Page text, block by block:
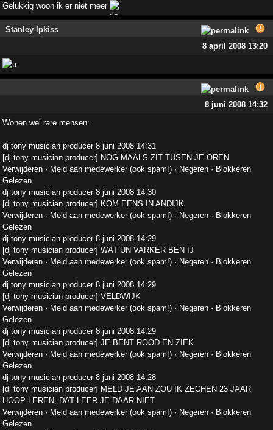
Gelukkig woon ik er niet meer
Stanley Ipkiss
8 april 2008 13:20
8 juni 2008 14:32
Wonen wel rare mensen:
dj tony musician producer 8 juni 2008 14:31
[dj tony musician producer] NOG MAALS ZIT TUSEN JE OREN
Verwijderen · Meld aan medewerker (ook spam!) · Negeren · Blokkeren
Gelezen
dj tony musician producer 8 juni 2008 14:30
[dj tony musician producer] KOM EENS IN ANDIJK
Verwijderen · Meld aan medewerker (ook spam!) · Negeren · Blokkeren
Gelezen
dj tony musician producer 8 juni 2008 14:29
[dj tony musician producer] WAT UN VARKER BEN IJ
Verwijderen · Meld aan medewerker (ook spam!) · Negeren · Blokkeren
Gelezen
dj tony musician producer 8 juni 2008 14:29
[dj tony musician producer] VELDWIJK
Verwijderen · Meld aan medewerker (ook spam!) · Negeren · Blokkeren
Gelezen
dj tony musician producer 8 juni 2008 14:29
[dj tony musician producer] JE BENT ROOD EN ZIEK
Verwijderen · Meld aan medewerker (ook spam!) · Negeren · Blokkeren
Gelezen
dj tony musician producer 8 juni 2008 14:28
[dj tony musician producer] MELD JE AAN ZOU IK ZECHEN 23 JAAR
HOOP LEREN,,DAT LEER JE DAAR NIET
Verwijderen · Meld aan medewerker (ook spam!) · Negeren · Blokkeren
Gelezen